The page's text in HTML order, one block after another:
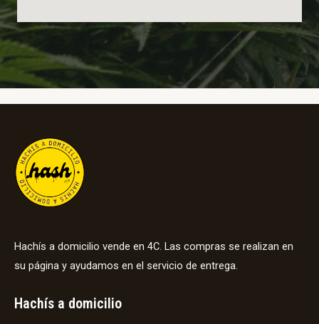
Hachís a domicilio vende en 4C. Las compras se realizan en
su página y ayudamos en el servicio de entrega.
Hachís a domicilio